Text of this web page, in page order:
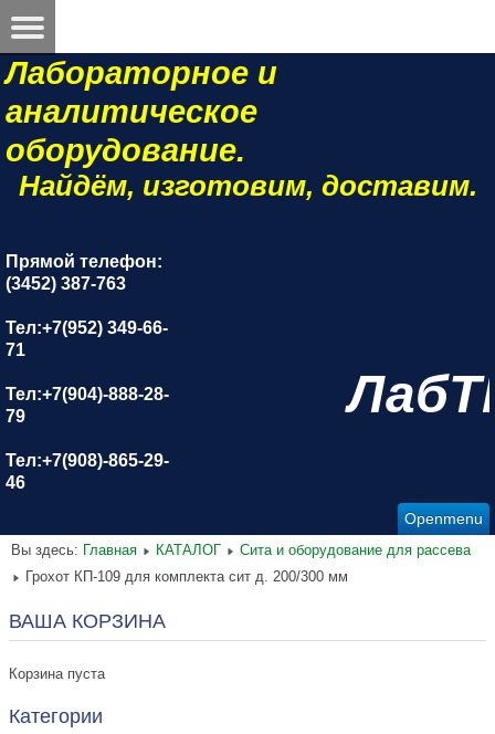
Лабораторное и
аналитическое
оборудование.
Найдём, изготовим, доставим.
Прямой телефон:
(3452) 387-763
Тел:+7(952) 349-66-
71
Тел:+7(904)-888-28-
79
Тел:+7(908)-865-29-
46
Openmenu
Вы здесь: Главная КАТАЛОГ
Сита и оборудование для рассева
Грохот КП-109 для комплекта сит д. 200/300 мм
ВАША КОРЗИНА
Корзина пуста
Категории